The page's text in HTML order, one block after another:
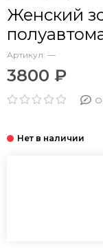
Женский
Артикул: —
3800 ₽